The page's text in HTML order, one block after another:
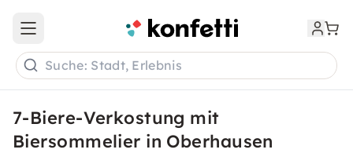
Open main menu
Suche: Stadt, Erlebnis
7-Biere-Verkostung mit
Biersommelier in Oberhausen